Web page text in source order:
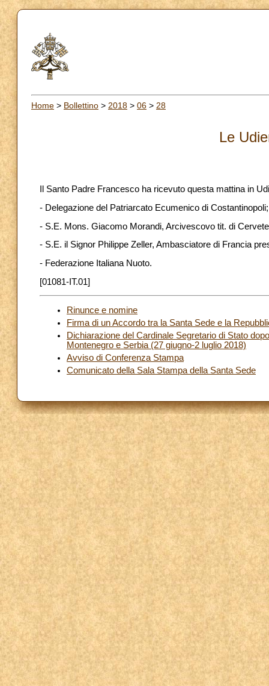
Home > Bollettino > 2018 > 06 > 28
Le
Il Santo Padre Francesco ha ricevuto questa mattina in
- Delegazione del Patriarcato Ecumenico di Costantinopoli;
- S.E. Mons. Giacomo Morandi, Arcivescovo tit. di
- S.E. il Signor Philippe Zeller, Ambasciatore di Francia
- Federazione Italiana Nuoto.
[01081-IT.01]
Rinunce e nomine
Firma di un Accordo tra la Santa Sede e la
Dichiarazione del Cardinale Segretario di Stato
Montenegro e Serbia (27 giugno-2 luglio 2018)
Avviso di Conferenza Stampa
Comunicato della Sala Stampa della Santa Sede